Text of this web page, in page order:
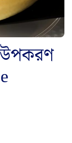
উপকরণ